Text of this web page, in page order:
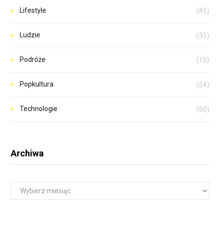
Lifestyle (45)
Ludzie (33)
Podróże (15)
Popkultura (24)
Technologie (50)
Archiwa
r